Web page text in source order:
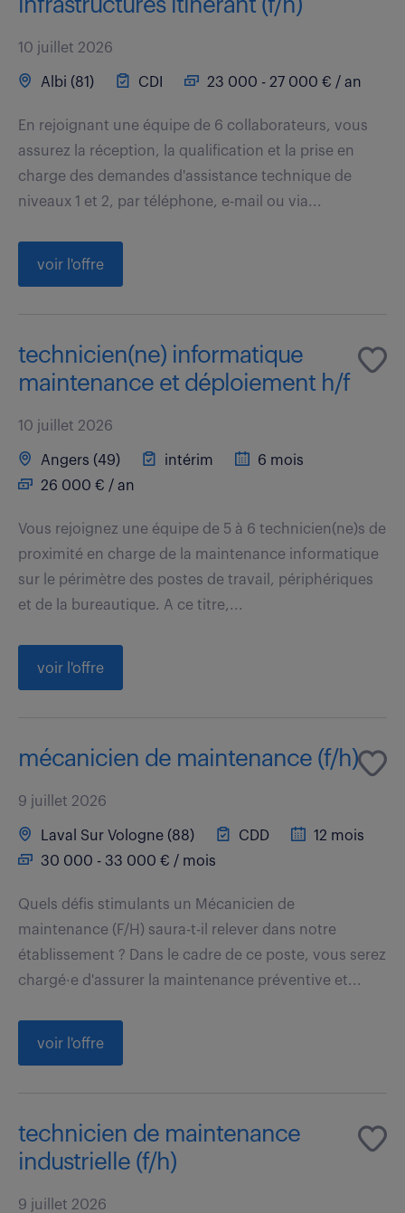
infrastructures itinérant (f/h)
10 juillet 2026
Albi (81) CDI 23 000 - 27 000 € / an
En rejoignant une équipe de 6 collaborateurs, vous
assurez la réception, la qualification et la prise en
charge des demandes d'assistance technique de
niveaux 1 et 2, par téléphone, e-mail ou via...
voir l'offre
technicien(ne) informatique
maintenance et déploiement h/f
10 juillet 2026
Angers (49) intérim
6 mois
26 000 € / an
Vous rejoignez une équipe de 5 à 6 technicien(ne)s de
proximité en charge de la maintenance informatique
sur le périmètre des postes de travail, périphériques
et de la bureautique. A ce titre,...
voir l'offre
mécanicien de maintenance (f/h)
9 juillet 2026
Laval Sur Vologne (88) CDD
12 mois
30 000 - 33 000 € / mois
Quels défis stimulants un Mécanicien de
maintenance (F/H) saura-t-il relever dans notre
établissement ? Dans le cadre de ce poste, vous serez
chargé·e d'assurer la maintenance préventive et...
voir l'offre
technicien de maintenance
industrielle (f/h)
9 juillet 2026